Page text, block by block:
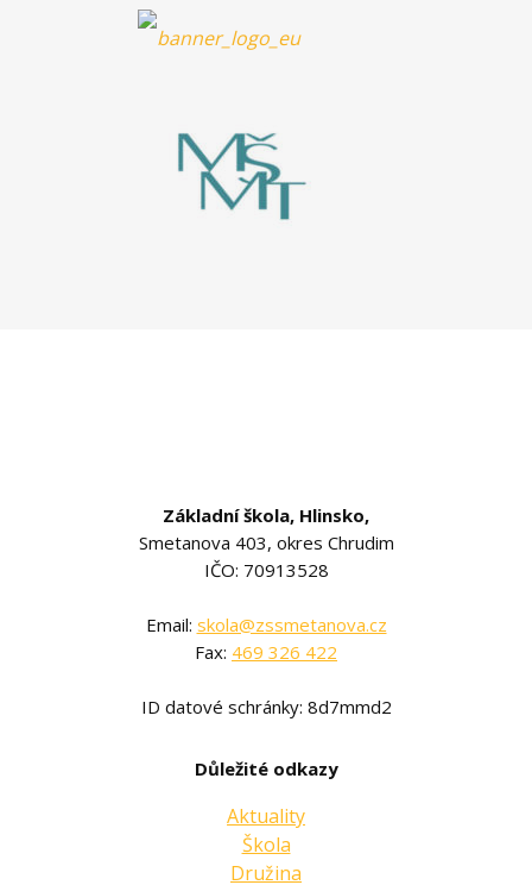
Základní škola, Hlinsko,
Smetanova 403, okres Chrudim
IČO: 70913528
Email: skola@zssmetanova.cz
Fax: 469 326 422
ID datové schránky: 8d7mmd2
Důležité odkazy
Aktuality
Škola
Družina